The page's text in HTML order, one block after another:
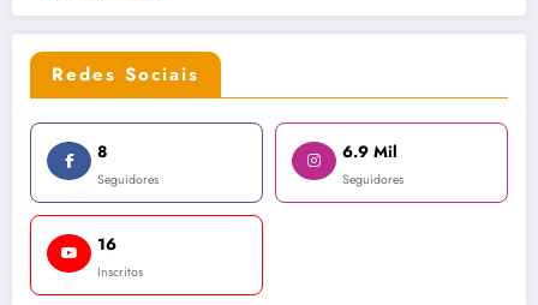
Redes Sociais
8
Seguidores
6.9 Mil
Seguidores
16
Inscritos